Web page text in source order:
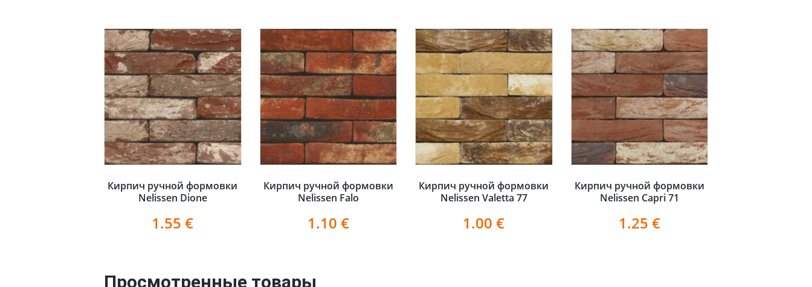
Кирпич ручной формовки
Nelissen Dione
1.55€
Кирпич ручной формовки
Nelissen Falo
1.10 €
Кирпич ручной формовки
Nelissen Valetta 77
1.00€
Кирпич ручной формовки
Nelissen Capri 71
1.25 €
Просмотренные товары